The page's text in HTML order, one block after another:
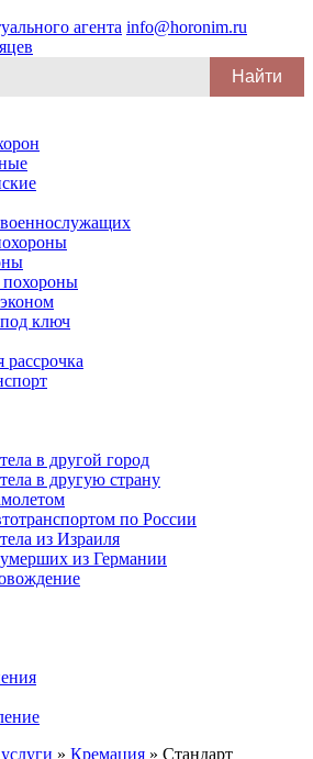
агента info@horonim.ru
похороны
ключ
рассрочка
в другой город
в другую страну
по России
из Израиля
из Германии
» Кремация » Стандарт